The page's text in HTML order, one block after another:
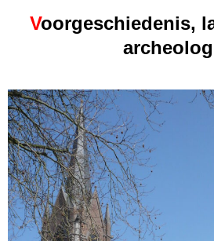
Voorgeschiedenis,